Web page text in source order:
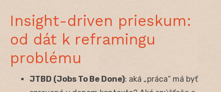
Insight-driven prieskum:
od dát k reframingu
problému
JTBD (Jobs To Be Done): aká „práca“ má byť